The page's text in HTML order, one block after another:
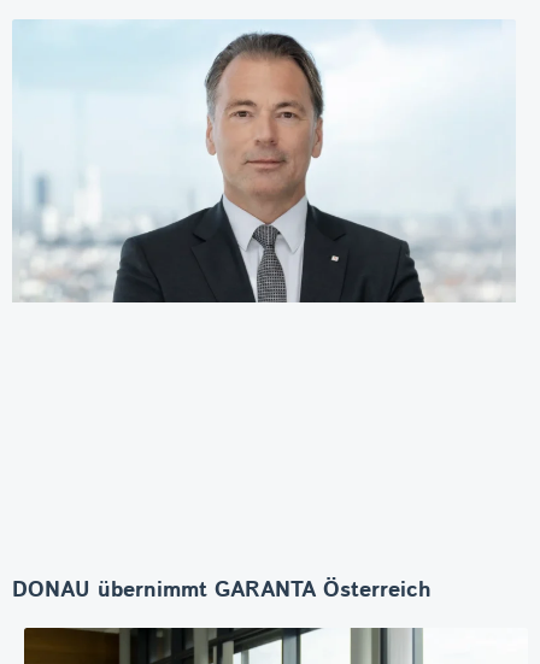
DONAU übernimmt GARANTA Österreich